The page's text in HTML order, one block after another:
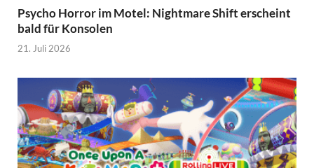
Psycho Horror im Motel: Nightmare Shift erscheint
bald für Konsolen
21. Juli 2026